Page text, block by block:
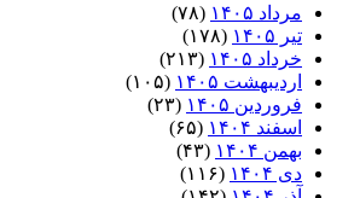
مرداد ۱۴۰۵
(۷۸)
تیر ۱۴۰۵
(۱۷۸)
خرداد ۱۴۰۵
(۲۱۳)
اردیبهشت ۱۴۰۵
(۱۰۵)
فروردین ۱۴۰۵
(۲۳)
اسفند ۱۴۰۴
(۶۵)
بهمن ۱۴۰۴
(۴۳)
دی ۱۴۰۴
(۱۱۶)